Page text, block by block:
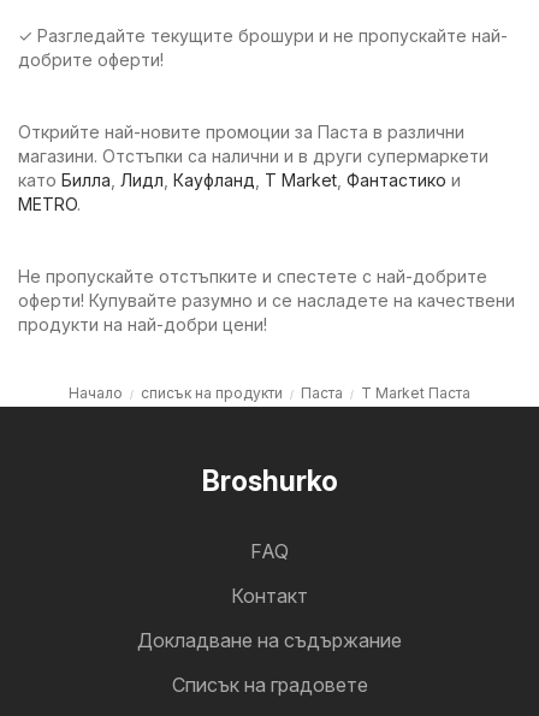
✓ Разгледайте текущите брошури и не пропускайте най-
добрите оферти!
Открийте най-новите промоции за Паста в различни
магазини. Отстъпки са налични и в други супермаркети
като Билла, Лидл, Кауфланд, T Market, Фантастико и
METRO.
Не пропускайте отстъпките и спестете с най-добрите
оферти! Купувайте разумно и се насладете на качествени
продукти на най-добри цени!
Начало списък на продукти Паста T Market Паста
Broshurko
FAQ
Контакт
Докладване на съдържание
Cписък на градовете